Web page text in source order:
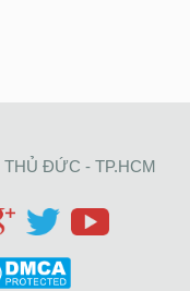
THỦ ĐỨC - TP.HCM